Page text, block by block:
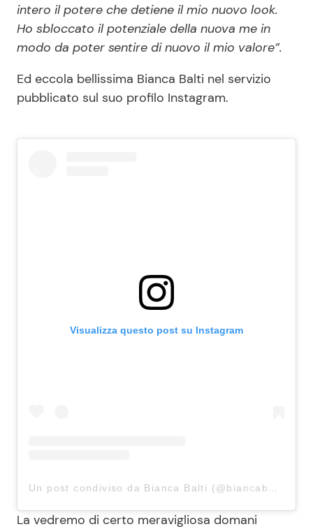
intero il potere che detiene il mio nuovo look.
Ho sbloccato il potenziale della nuova me in
modo da poter sentire di nuovo il mio valore”.
Ed eccola bellissima Bianca Balti nel servizio
pubblicato sul suo profilo Instagram.
Visualizza questo post su Instagram
La vedremo di certo meravigliosa domani